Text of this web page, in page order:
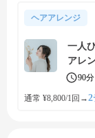
ヘアアレンジ
一人
アレ
90分
通常 ¥8,800/1回 →2